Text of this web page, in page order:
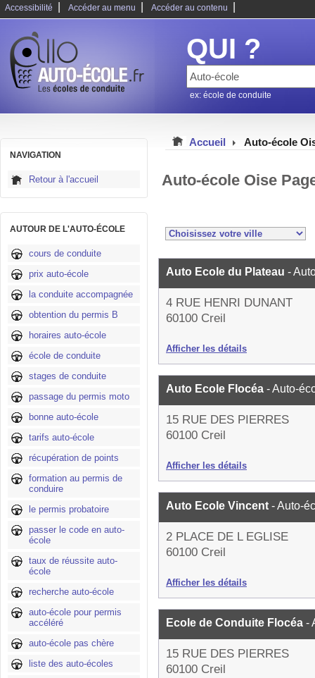
Accessibilité Accéder au menu Accéder au contenu
QUI ?
ex: école de conduite
NAVIGATION
Retour à l'accueil
AUTOUR DE L'AUTO-ÉCOLE
cours de conduite
prix auto-école
la conduite accompagnée
obtention du permis B
horaires auto-école
école de conduite
stages de conduite
passage du permis moto
bonne auto-école
tarifs auto-école
récupération de points
formation au permis de
conduire
le permis probatoire
passer le code en auto-
école
taux de réussite auto-
école
recherche auto-école
auto-école pour permis
accéléré
auto-école pas chère
liste des auto-écoles
Accueil Auto-école
Auto-école Oise
Auto Ecole du Plateau -
4 RUE HENRI DUNANT
60100 Creil
Afficher les détails
Auto Ecole Flocéa - Auto-
15 RUE DES PIERRES
60100 Creil
Afficher les détails
Auto Ecole Vincent - Auto-
2 PLACE DE L EGLISE
60100 Creil
Afficher les détails
Ecole de Conduite Flocéa -
15 RUE DES PIERRES
60100 Creil